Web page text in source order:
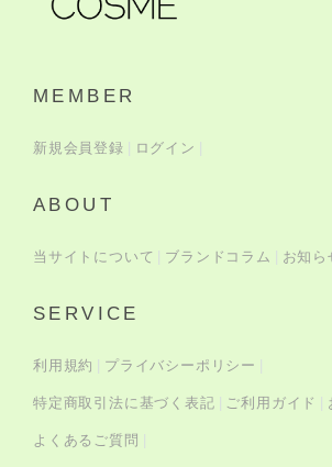
MEMBER
新規会員登録 ログイン
ABOUT
当サイトについて ブランドコラム お知ら
SERVICE
利用規約 プライバシーポリシー
特定商取引法に基づく表記 ご利用ガイド
よくあるご質問